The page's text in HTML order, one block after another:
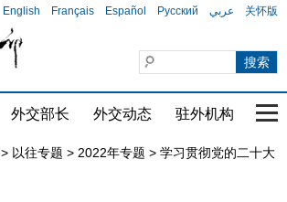
English Français Español Русский عربي 关怀版
外交部长 外交动态 驻外机构 国
> 以往专题 > 2022年专题 > 学习贯彻党的二十大